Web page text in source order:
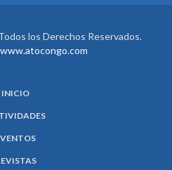
los Derechos Reservados.
www.atocongo.com
INICIO